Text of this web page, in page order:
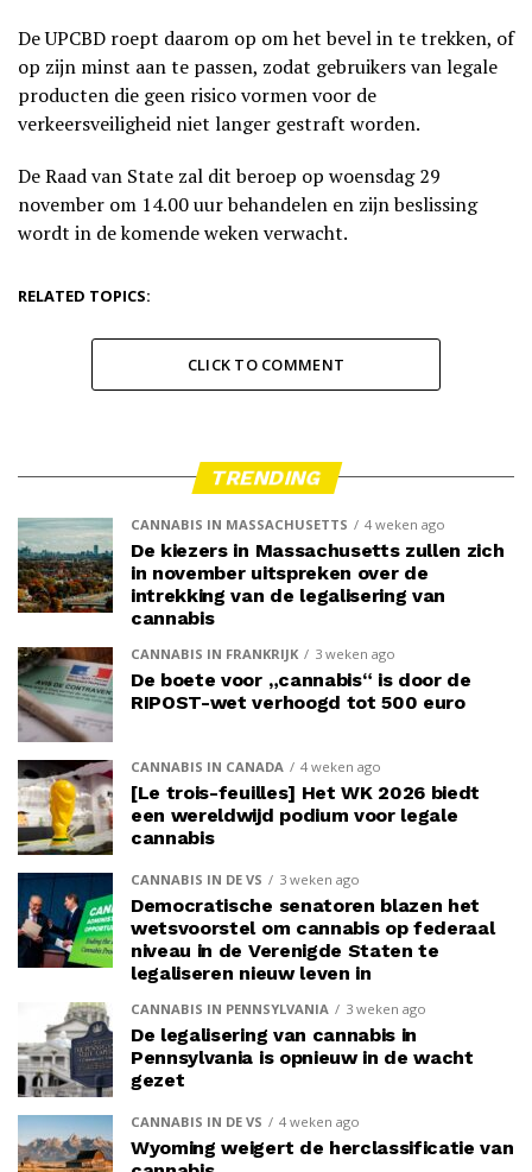
De UPCBD roept daarom op om het bevel in te trekken, of
op zijn minst aan te passen, zodat gebruikers van legale
producten die geen risico vormen voor de
verkeersveiligheid niet langer gestraft worden.
De Raad van State zal dit beroep op woensdag 29
november om 14.00 uur behandelen en zijn beslissing
wordt in de komende weken verwacht.
RELATED TOPICS:
CLICK TO COMMENT
TRENDING
CANNABIS IN MASSACHUSETTS 4 weken ago
De kiezers in Massachusetts zullen zich
in november uitspreken over de
intrekking van de legalisering van
cannabis
CANNABIS IN FRANKRIJK 3 weken ago
De boete voor „cannabis“ is door de
RIPOST-wet verhoogd tot 500 euro
CANNABIS IN CANADA 4 weken ago
[Le trois-feuilles] Het WK 2026 biedt
een wereldwijd podium voor legale
cannabis
CANNABIS IN DE VS 3 weken ago
Democratische senatoren blazen het
wetsvoorstel om cannabis op federaal
niveau in de Verenigde Staten te
legaliseren nieuw leven in
CANNABIS IN PENNSYLVANIA 3 weken ago
De legalisering van cannabis in
Pennsylvania is opnieuw in de wacht
gezet
CANNABIS IN DE VS 4 weken ago
Wyoming weigert de herclassificatie van